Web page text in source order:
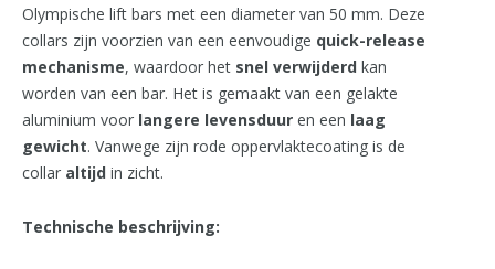
Olympische lift bars met een diameter van 50 mm. Deze
collars zijn voorzien van een eenvoudige quick-release
mechanisme, waardoor het snel verwijderd kan
worden van een bar. Het is gemaakt van een gelakte
aluminium voor langere levensduur en een laag
gewicht. Vanwege zijn rode oppervlaktecoating is de
collar altijd in zicht.
Technische beschrijving: